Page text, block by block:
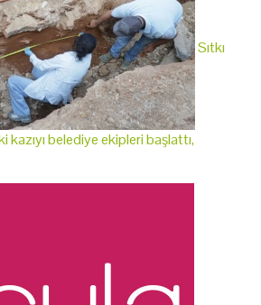
Sıtkı
belediye ekipleri başlattı,